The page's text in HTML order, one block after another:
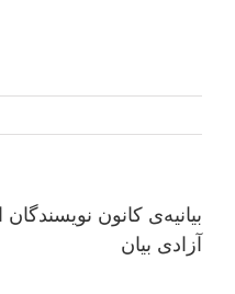
بیانیه‌ی کانون
آزادی بیان